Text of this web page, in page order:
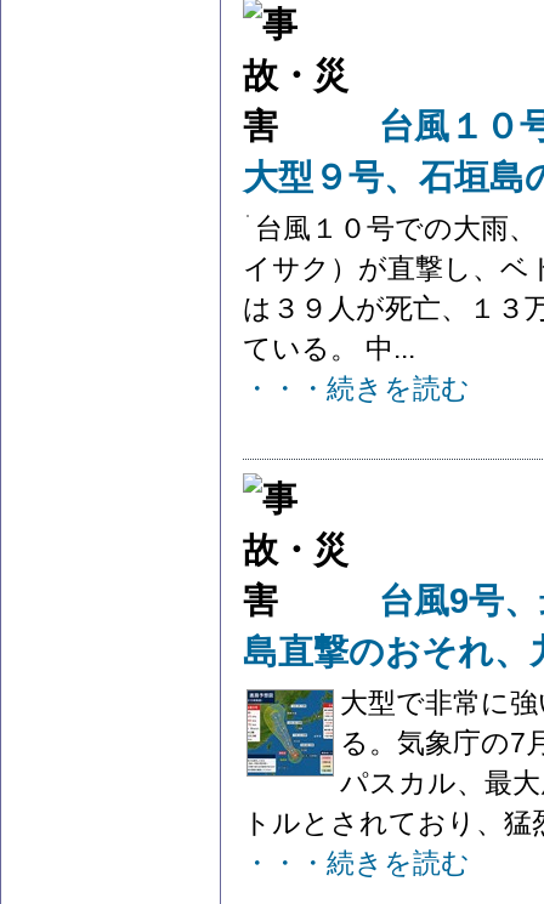
台風１０
大型９号、石垣島
台風１０号での大雨
イサク）が直撃し、ベ
は３９人が死亡、１３
ている。 中...
・・・続きを読む
台風9号
島直撃のおそれ、
大型で非常に
る。気象庁の7
パスカル、最
トルとされており、猛
・・・続きを読む